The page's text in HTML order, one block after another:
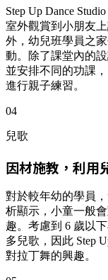
Step Up Dance
室外觀賞到小朋友
外，幼兒班學員之
動。除了課堂內的
並安排不同的功課
進行親子練習。
04
兒歌
因材施教，利用
對於較年幼的學員
析顯示，小童一般
趣。考慮到 6 歲以
多兒歌，因此 Step
對拉丁舞的興趣。